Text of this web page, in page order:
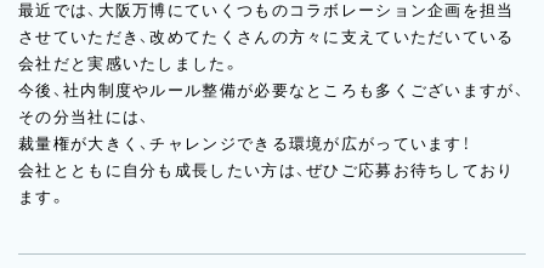
最近では、大阪万博にていくつものコラボレーション企画を担当
させていただき、改めてたくさんの方々に支えていただいている
会社だと実感いたしました。
今後、社内制度やルール整備が必要なところも多くございますが、
その分当社には、
裁量権が大きく、チャレンジできる環境が広がっています！
会社とともに自分も成長したい方は、ぜひご応募お待ちしており
ます。